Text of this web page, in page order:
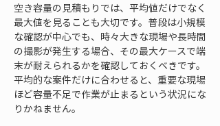
空き容量の見積もりでは、平均値だけでなく
最大値を見ることも大切です。普段は小規模
な確認が中心でも、時々大きな現場や長時間
の撮影が発生する場合、その最大ケースで端
末が耐えられるかを確認しておくべきです。
平均的な案件だけに合わせると、重要な現場
ほど容量不足で作業が止まるという状況にな
りかねません。